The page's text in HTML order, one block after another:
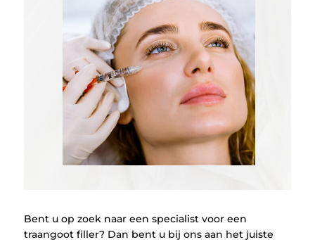
Bent u op zoek naar een specialist voor een
traangoot filler? Dan bent u bij ons aan het juiste